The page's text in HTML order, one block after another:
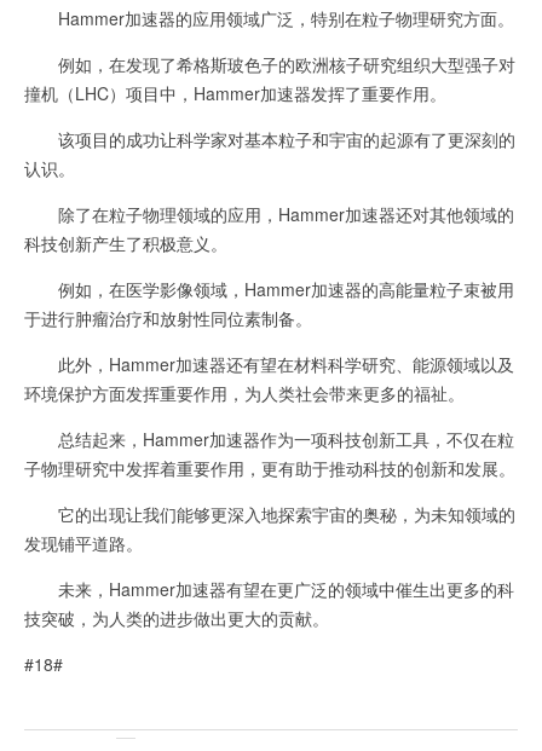
Hammer加速器的应用领域广泛，特别在粒子物理研究方面。
例如，在发现了希格斯玻色子的欧洲核子研究组织大型强子对
撞机（LHC）项目中，Hammer加速器发挥了重要作用。
该项目的成功让科学家对基本粒子和宇宙的起源有了更深刻的
认识。
除了在粒子物理领域的应用，Hammer加速器还对其他领域的
科技创新产生了积极意义。
例如，在医学影像领域，Hammer加速器的高能量粒子束被用
于进行肿瘤治疗和放射性同位素制备。
此外，Hammer加速器还有望在材料科学研究、能源领域以及
环境保护方面发挥重要作用，为人类社会带来更多的福祉。
总结起来，Hammer加速器作为一项科技创新工具，不仅在粒
子物理研究中发挥着重要作用，更有助于推动科技的创新和发展。
它的出现让我们能够更深入地探索宇宙的奥秘，为未知领域的
发现铺平道路。
未来，Hammer加速器有望在更广泛的领域中催生出更多的科
技突破，为人类的进步做出更大的贡献。
#18#